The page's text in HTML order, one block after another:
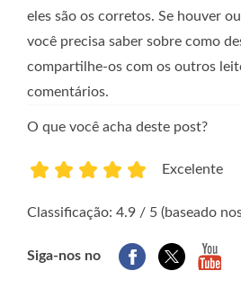
eles são os corretos. Se houver
você precisa saber sobre como
compartilhe-os com os outros
comentários.
O que você acha deste post?
Excelente
Classificação: 4.9 / 5 (baseado
Siga-nos no